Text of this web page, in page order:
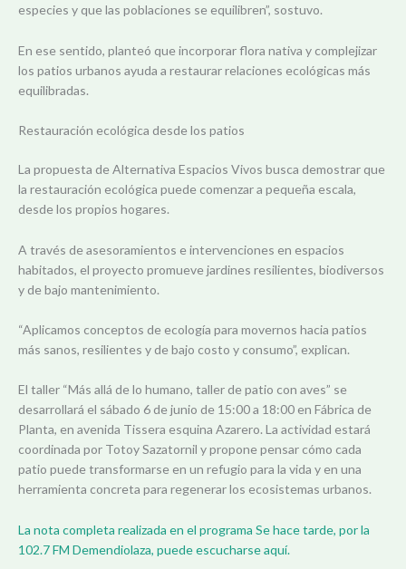
especies y que las poblaciones se equilibren”, sostuvo.
En ese sentido, planteó que incorporar flora nativa y complejizar
los patios urbanos ayuda a restaurar relaciones ecológicas más
equilibradas.
Restauración ecológica desde los patios
La propuesta de Alternativa Espacios Vivos busca demostrar que
la restauración ecológica puede comenzar a pequeña escala,
desde los propios hogares.
A través de asesoramientos e intervenciones en espacios
habitados, el proyecto promueve jardines resilientes, biodiversos
y de bajo mantenimiento.
“Aplicamos conceptos de ecología para movernos hacia patios
más sanos, resilientes y de bajo costo y consumo”, explican.
El taller “Más allá de lo humano, taller de patio con aves” se
desarrollará el sábado 6 de junio de 15:00 a 18:00 en Fábrica de
Planta, en avenida Tissera esquina Azarero. La actividad estará
coordinada por Totoy Sazatornil y propone pensar cómo cada
patio puede transformarse en un refugio para la vida y en una
herramienta concreta para regenerar los ecosistemas urbanos.
La nota completa realizada en el programa Se hace tarde, por la
102.7 FM Demendiolaza, puede escucharse aquí.